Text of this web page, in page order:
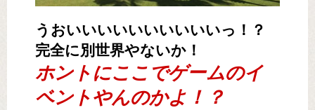
うおいいいいいいいいいいっ！？
完全に別世界やないか！
ホントにここでゲームのイ
ベントやんのかよ！？